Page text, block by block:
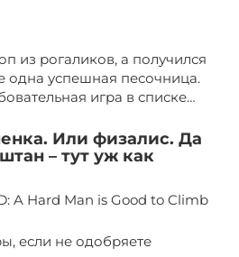
из рогаликов, а получился
одна успешная песочница.
игра в списке…
Или физалис. Да
– тут уж как
A Hard Man is Good to Climb
если не одобряете